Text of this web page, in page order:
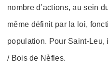
nombre d’actions, au sein
même définit par la loi,
population. Pour Saint-Leu,
/ Bois de Nèfles.